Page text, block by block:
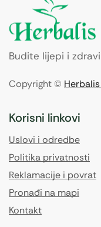
Budite lijepi i
Copyright ©
Korisni linkovi
Uslovi i odredbe
Politika privatnosti
Reklamacije i povrat
Pronađi na mapi
Kontakt